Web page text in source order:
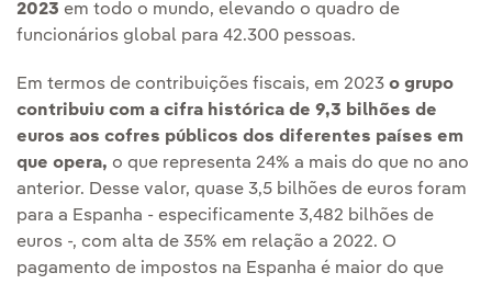
2023 em todo o mundo, elevando o quadro de
funcionários global para 42.300 pessoas.
Em termos de contribuições fiscais, em 2023 o grupo
contribuiu com a cifra histórica de 9,3 bilhões de
euros aos cofres públicos dos diferentes países em
que opera, o que representa 24% a mais do que no ano
anterior. Desse valor, quase 3,5 bilhões de euros foram
para a Espanha - especificamente 3,482 bilhões de
euros -, com alta de 35% em relação a 2022. O
pagamento de impostos na Espanha é maior do que